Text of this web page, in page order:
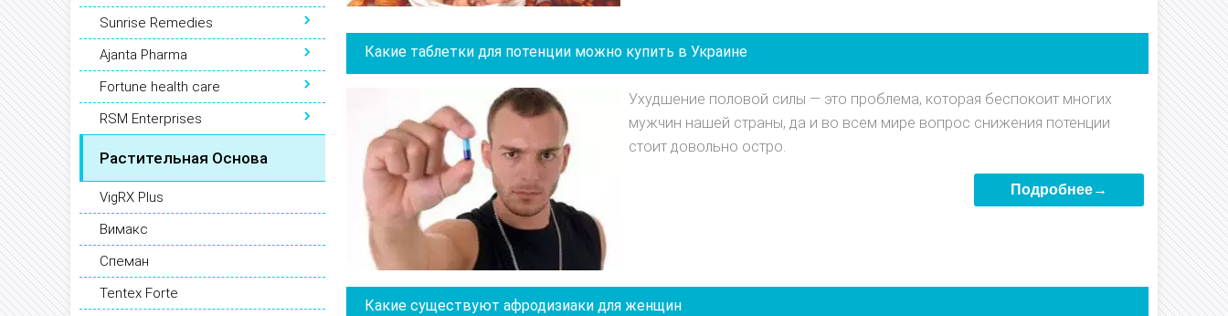
Sunrise Remedies
Ajanta Pharma
Fortune health care
RSM Enterprises
Растительная Основа
VigRX Plus
Вимакс
Спеман
Tentex Forte
Какие таблетки для потенции можно купить в Украине
Ухудшение половой силы — это проблема, которая беспокоит многих
мужчин нашей страны, да и во всем мире вопрос снижения потенции
стоит довольно остро.
Подробнее→
Какие существуют афродизиаки для женщин